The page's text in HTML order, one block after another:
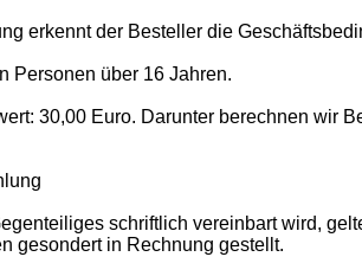
erkennt der Besteller die
Personen über 16 Jahren.
30,00 Euro. Darunter berechnen wir
schriftlich vereinbart wird,
gesondert in Rechnung gestellt.